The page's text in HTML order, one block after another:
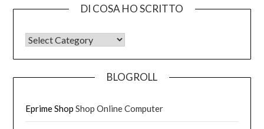
DI COSA HO SCRITTO
DI COSA HO SCRITTO
BLOGROLL
Eprime Shop Shop Online Computer